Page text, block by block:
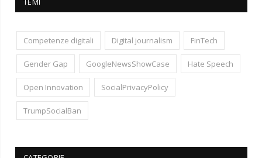
Competenze digitali Digital journalism FinTech
Gender Gap GoogleNewsShowCase Hate Speech
Open Innovation SocialPrivacyPolicy
TrumpSocialBan